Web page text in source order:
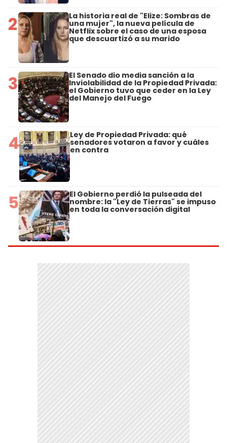
2 La historia real de "Elize: Sombras de
una mujer", la nueva película de
Netflix sobre el caso de una esposa
que descuartizó a su marido
3 El Senado dio media sanción a la
Inviolabilidad de la Propiedad Privada:
el Gobierno tuvo que ceder en la Ley
del Manejo del Fuego
4 Ley de Propiedad Privada: qué
senadores votaron a favor y cuáles
en contra
5 El Gobierno perdió la pulseada del
nombre: la "Ley de Tierras" se impuso
en toda la conversación digital